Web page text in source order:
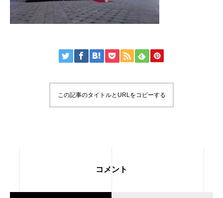
この記事のタイトルとURLをコピーする
コメント